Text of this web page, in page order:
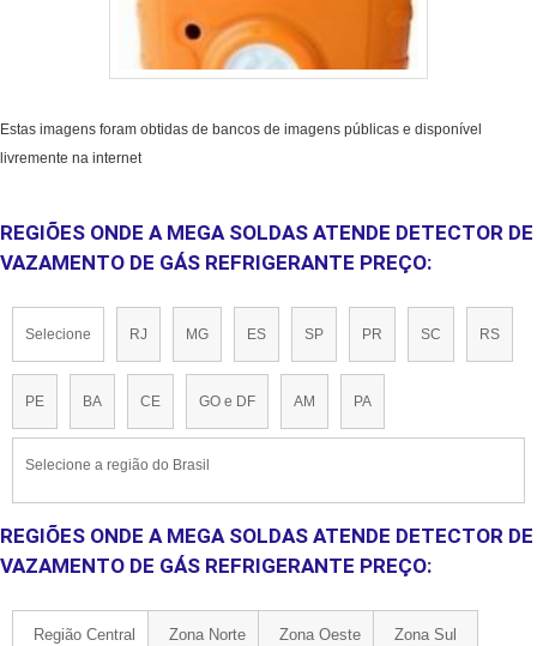
Estas imagens foram obtidas de bancos de imagens públicas e disponível
livremente na internet
REGIÕES ONDE A MEGA SOLDAS ATENDE DETECTOR DE
VAZAMENTO DE GÁS REFRIGERANTE PREÇO:
Selecione RJ MG ES SP PR SC RS
PE BA CE GO e DF AM PA
Selecione a região do Brasil
REGIÕES ONDE A MEGA SOLDAS ATENDE DETECTOR DE
VAZAMENTO DE GÁS REFRIGERANTE PREÇO:
Região Central Zona Norte Zona Oeste Zona Sul